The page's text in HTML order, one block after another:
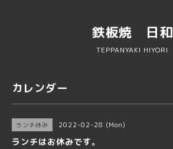
鉄板焼 日和
TEPPANYAKI HIYORI
カレンダー
ランチ休み 2022-02-28 (Mon)
ランチはお休みです。